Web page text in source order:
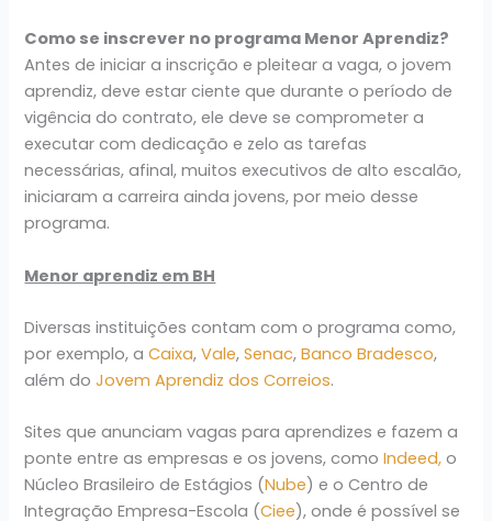
Como se inscrever no programa Menor Aprendiz?
Antes de iniciar a inscrição e pleitear a vaga, o jovem
aprendiz, deve estar ciente que durante o período de
vigência do contrato, ele deve se comprometer a
executar com dedicação e zelo as tarefas
necessárias, afinal, muitos executivos de alto escalão,
iniciaram a carreira ainda jovens, por meio desse
programa.
Menor aprendiz em BH
Diversas instituições contam com o programa como,
por exemplo, aCaixa,Vale,Senac,Banco Bradesco,
além doJovem Aprendiz dos Correios.
Sites que anunciam vagas para aprendizes e fazem a
ponte entre as empresas e os jovens, comoIndeed, o
Núcleo Brasileiro de Estágios (Nube) e o Centro de
Integração Empresa-Escola (Ciee), onde é possível se